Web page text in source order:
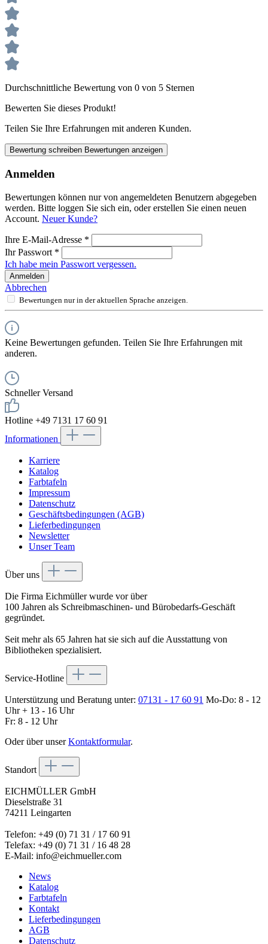
Durchschnittliche Bewertung von 0 von 5 Sternen
Bewerten Sie dieses Produkt!
Teilen Sie Ihre Erfahrungen mit anderen Kunden.
Bewertung schreiben Bewertungen anzeigen
Anmelden
Bewertungen können nur von angemeldeten Benutzern abgegeben
werden. Bitte loggen Sie sich ein, oder erstellen Sie einen neuen
Account. Neuer Kunde?
Ihre E-Mail-Adresse *
Ihr Passwort *
Ich habe mein Passwort vergessen.
Anmelden
Abbrechen
Bewertungen nur in der aktuellen Sprache anzeigen.
Keine Bewertungen gefunden. Teilen Sie Ihre Erfahrungen mit
anderen.
Schneller Versand
Hotline +49 7131 17 60 91
Informationen
Karriere
Katalog
Farbtafeln
Impressum
Datenschutz
Geschäftsbedingungen (AGB)
Lieferbedingungen
Newsletter
Unser Team
Über uns
Die Firma Eichmüller wurde vor über
100 Jahren als Schreibmaschinen- und Bürobedarfs-Geschäft
gegründet.
Seit mehr als 65 Jahren hat sie sich auf die Ausstattung von
Bibliotheken spezialisiert.
Service-Hotline
Unterstützung und Beratung unter: 07131 - 17 60 91 Mo-Do: 8 - 12
Uhr + 13 - 16 Uhr
Fr: 8 - 12 Uhr
Oder über unserKontaktformular.
Standort
EICHMÜLLER GmbH
Dieselstraße 31
74211 Leingarten
Telefon: +49 (0) 71 31 / 17 60 91
Telefax: +49 (0) 71 31 / 16 48 28
E-Mail: info@eichmueller.com
News
Katalog
Farbtafeln
Kontakt
Lieferbedingungen
AGB
Datenschutz